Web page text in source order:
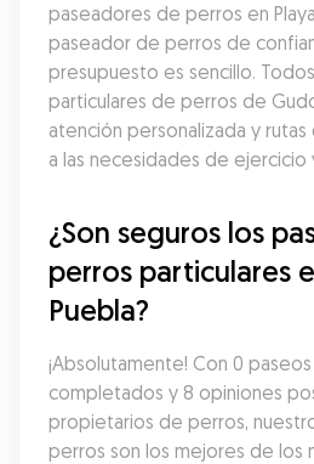
paseadores de perros en
paseador de perros de
presupuesto es sencillo.
particulares de perros de
atención personalizada y
a las necesidades de
¿Son seguros los
perros particulares
Puebla?
¡Absolutamente! Con 0
completados y 8 opiniones
propietarios de perros,
perros son los mejores de los